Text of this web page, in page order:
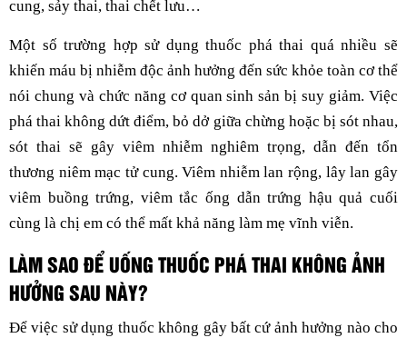
cung, sảy thai, thai chết lưu…
Một số trường hợp sử dụng thuốc phá thai quá nhiều sẽ
khiến máu bị nhiễm độc ảnh hưởng đến sức khỏe toàn cơ thể
nói chung và chức năng cơ quan sinh sản bị suy giảm. Việc
phá thai không dứt điểm, bỏ dở giữa chừng hoặc bị sót nhau,
sót thai sẽ gây viêm nhiễm nghiêm trọng, dẫn đến tổn
thương niêm mạc tử cung. Viêm nhiễm lan rộng, lây lan gây
viêm buồng trứng, viêm tắc ống dẫn trứng hậu quả cuối
cùng là chị em có thể mất khả năng làm mẹ vĩnh viễn.
LÀM SAO ĐỂ UỐNG THUỐC PHÁ THAI KHÔNG ẢNH
HƯỞNG SAU NÀY?
Để việc sử dụng thuốc không gây bất cứ ảnh hưởng nào cho